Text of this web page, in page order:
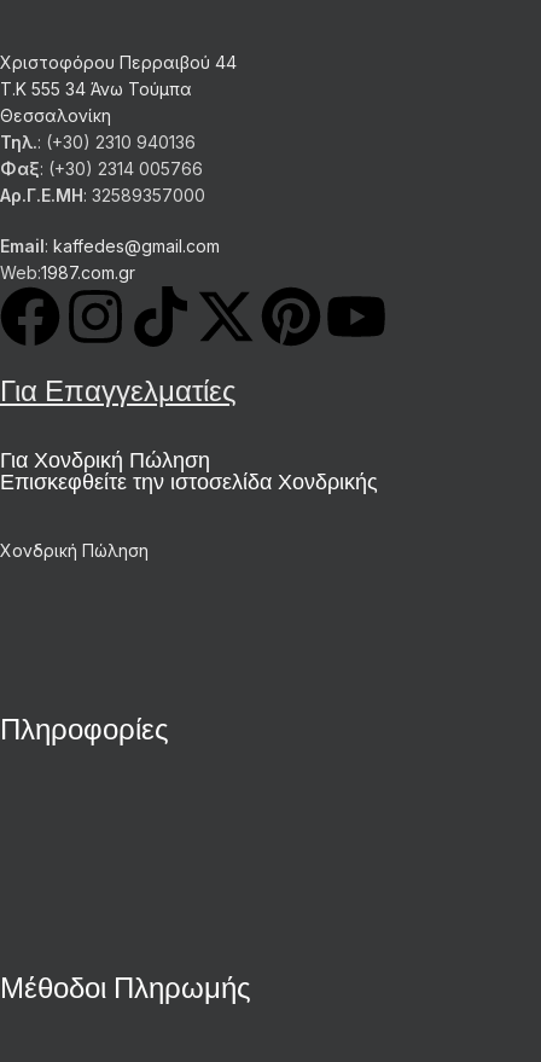
Χριστοφόρου Περραιβού 44
Τ.Κ 555 34 Άνω Τούμπα
Θεσσαλονίκη
Τηλ.: (+30) 2310 940136
Φαξ: (+30) 2314 005766
Αρ.Γ.Ε.ΜΗ: 32589357000
Email: kaffedes@gmail.com
Web:1987.com.gr
Για Επαγγελματίες
Για Χονδρική Πώληση
Επισκεφθείτε την ιστοσελίδα Χονδρικής
Χονδρική Πώληση
Πληροφορίες
Μέθοδοι Πληρωμής